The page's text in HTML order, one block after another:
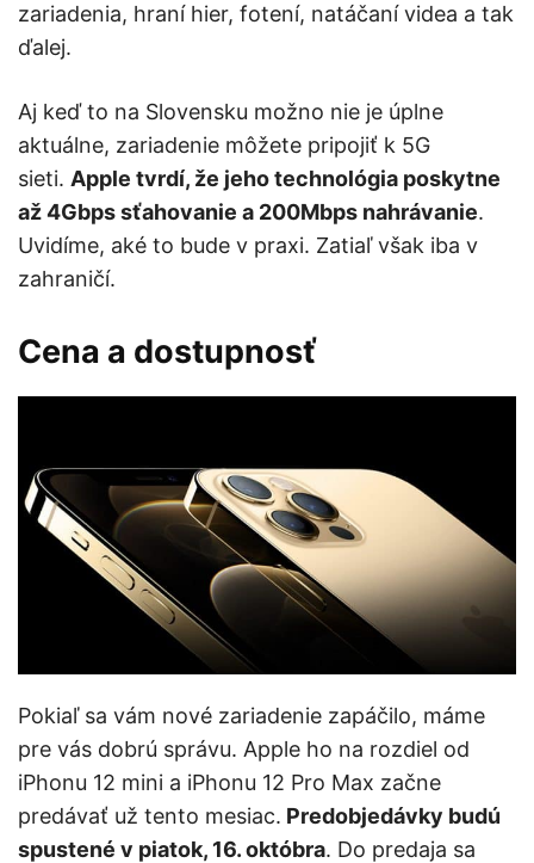
zariadenia, hraní hier, fotení, natáčaní videa a tak
ďalej.
Aj keď to na Slovensku možno nie je úplne
aktuálne, zariadenie môžete pripojiť k 5G
sieti. Apple tvrdí, že jeho technológia poskytne
až 4Gbps sťahovanie a 200Mbps nahrávanie.
Uvidíme, aké to bude v praxi. Zatiaľ však iba v
zahraničí.
Cena a dostupnosť
Pokiaľ sa vám nové zariadenie zapáčilo, máme
pre vás dobrú správu. Apple ho na rozdiel od
iPhonu 12 mini a iPhonu 12 Pro Max začne
predávať už tento mesiac. Predobjedávky budú
spustené v piatok, 16. októbra. Do predaja sa